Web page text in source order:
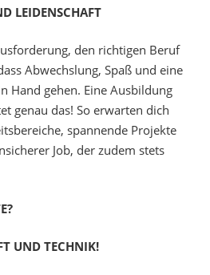
LEIDENSCHAFT
den richtigen Beruf
Abwechslung, Spaß und eine
Hand gehen. Eine Ausbildung
genau das! So erwarten dich
spannende Projekte
Job, der zudem stets
UND TECHNIK!